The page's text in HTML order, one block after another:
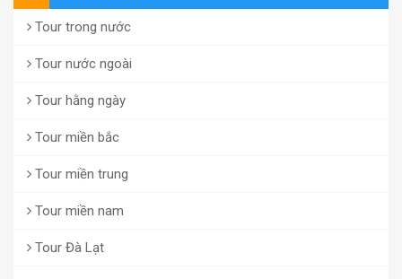
Tour trong nước
Tour nước ngoài
Tour hằng ngày
Tour miền bắc
Tour miền trung
Tour miền nam
Tour Đà Lạt